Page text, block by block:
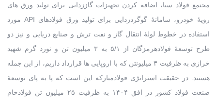
مجتمع فولاد سبا، اضافه کردن تجهیزات گاززدایی برای تولید ورق های
رویۀ خودرو، سامانۀ گوگردزدایی برای تولید ورق فولادهای API مورد
استفاده در خطوط لولۀ انتقال گاز و نفت ترش و صنایع دریایی و نیز دو
طرح توسعۀ فولادهرمزگان از ۵/۱ به ۳ میلیون تن و نورد گرم شهید
خرازی به ظرفیت ۳ میلیونتن که با اروپایی ها قرارداد داریم، از این جمله
هستند. در حقیقت استراتژی فولادمبارکه این است که پا به پای توسعۀ
صنعت فولاد کشور در افق ۱۴۰۴ به ظرفیت ۲۵ میلیون تن فولادخام